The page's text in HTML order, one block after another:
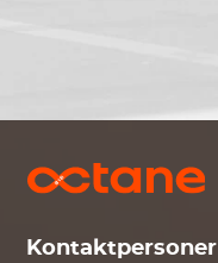
Kontaktpersoner